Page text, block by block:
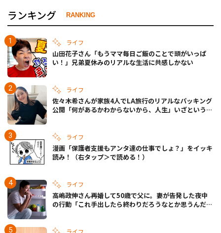
ランキング RANKING
ライフ
山田花子さん「もうママ毎日ご飯のことで頭がいっぱ
い！」兄弟夏休みのリアルな生活に共感しかない
ライフ
佐々木希さんが家族4人でLA旅行のリアルなパッキング
公開「何があるかわからないから、人生」いざというと
ライフ
漫画「保護者支援もアンタ達の仕事でしょ？」をイッキ
読み！（右タップ＞で読める！）
ライフ
高嶋政伸さん再婚して50歳で父に。妻が告発した夜中
の行動「これ手出したら終わりだろうなとか思うんだけ
ライフ